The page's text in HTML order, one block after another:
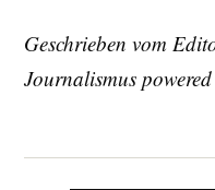
Geschrieben vom
Journalismus